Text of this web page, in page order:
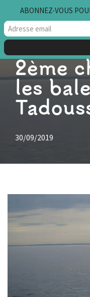
Aller
au
2ème
les
30/09/2019
ABONNEZ-VOUS